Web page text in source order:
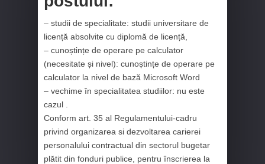
– studii de specialitate: studii universitare de
licență absolvite cu diplomă de licență,
– cunoștințe de operare pe calculator
(necesitate și nivel): cunoștințe de operare pe
calculator la nivel de bază Microsoft Word
– vechime în specialitatea studiilor: nu este
cazul .
Conform art. 35 al Regulamentului-cadru
privind organizarea si dezvoltarea carierei
personalului contractual din sectorul bugetar
plătit din fonduri publice, pentru înscrierea la